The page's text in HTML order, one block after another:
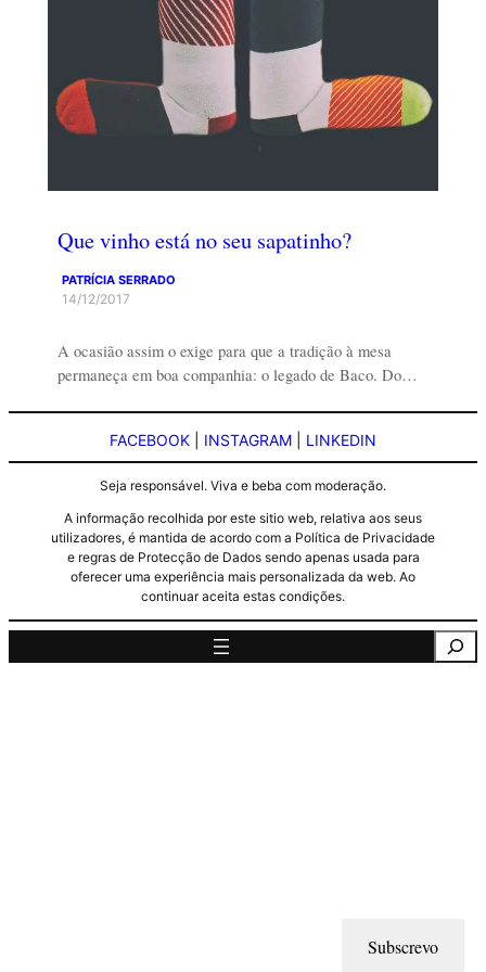
Que vinho está no seu sapatinho?
PATRÍCIA SERRADO
14/12/2017
A ocasião assim o exige para que a tradição à mesa
permaneça em boa companhia: o legado de Baco. Do…
FACEBOOK INSTAGRAM LINKEDIN
Seja responsável. Viva e beba com moderação.
A informação recolhida por este sitio web, relativa aos seus
utilizadores, é mantida de acordo com a Política de Privacidade
e regras de Protecção de Dados sendo apenas usada para
oferecer uma experiência mais personalizada da web. Ao
continuar aceita estas condições.
Subscrevo